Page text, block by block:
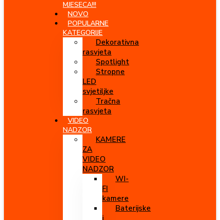
MJESECA!!!
NOVO
POPULARNE
KATEGORIJE
Dekorativna
rasvjeta
Spotlight
Stropne
LED
svjetiljke
Tračna
rasvjeta
VIDEO
NADZOR
KAMERE
ZA
VIDEO
NADZOR
WI-
FI
kamere
Baterijske